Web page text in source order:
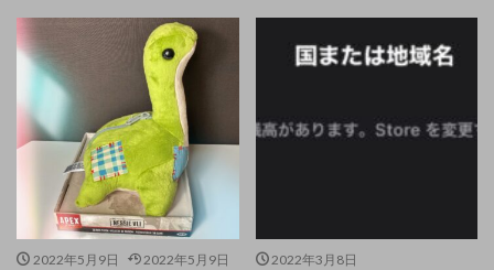
2022年5月9日 2022年5月9日
2022年3月8日